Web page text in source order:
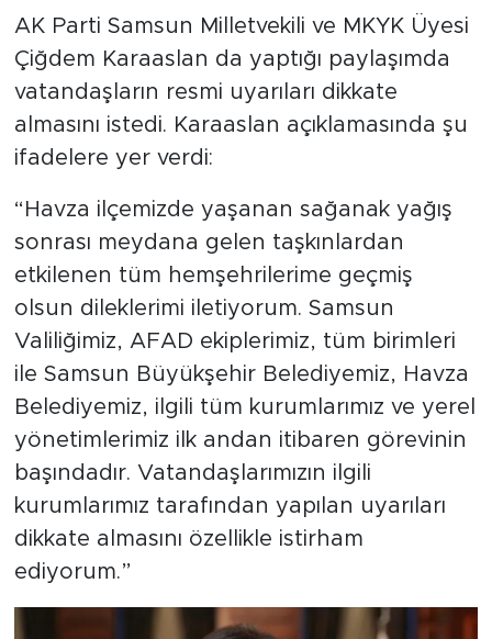
AK Parti Samsun Milletvekili ve MKYK Üyesi
Çiğdem Karaaslan da yaptığı paylaşımda
vatandaşların resmi uyarıları dikkate
almasını istedi. Karaaslan açıklamasında şu
ifadelere yer verdi:
“Havza ilçemizde yaşanan sağanak yağış
sonrası meydana gelen taşkınlardan
etkilenen tüm hemşehrilerime geçmiş
olsun dileklerimi iletiyorum. Samsun
Valiliğimiz, AFAD ekiplerimiz, tüm birimleri
ile Samsun Büyükşehir Belediyemiz, Havza
Belediyemiz, ilgili tüm kurumlarımız ve yerel
yönetimlerimiz ilk andan itibaren görevinin
başındadır. Vatandaşlarımızın ilgili
kurumlarımız tarafından yapılan uyarıları
dikkate almasını özellikle istirham
ediyorum.”